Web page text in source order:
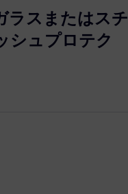
ラスまたはスチ
シュプロテク